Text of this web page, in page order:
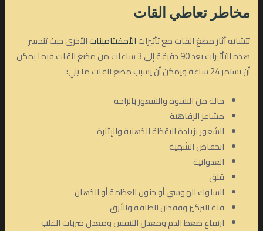
مخاطر تعاطي القات
تتشابه آثار مضغ القات مع تأثيراتالأمفيتاميناتالأخرى حيث تنحسر
هذه التأثيرات بعد 90 دقيقة إلى 3 ساعات من مضغ القات فيما يمكن
أن تستمر 24 ساعة ويمكن أن يسبب مضغ القات ما يلي:
حالة من النشوة والشعور بالراحة
مشاعر الرفاهية
الشعور بزيادة اليقظة الذهنية والإثارة
انخفاض الشهية
العدوانية
قلق
السلوك الهوسي أو جنون العظمة أو الذهان
قلة التركيز وفقدان الطاقة والأرق
ارتفاع ضغط الدم ومعدل التنفس ومعدل ضربات القلب